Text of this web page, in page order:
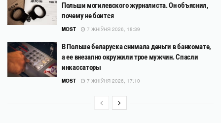
Польши могилевского журналиста. Он объяснил,
почему не боится
MOST 7 ЖНІЎНЯ 2026, 18:39
В Польше беларуска снимала деньги в банкомате,
а ее внезапно окружили трое мужчин. Спасли
инкассаторы
MOST 7 ЖНІЎНЯ 2026, 17:10